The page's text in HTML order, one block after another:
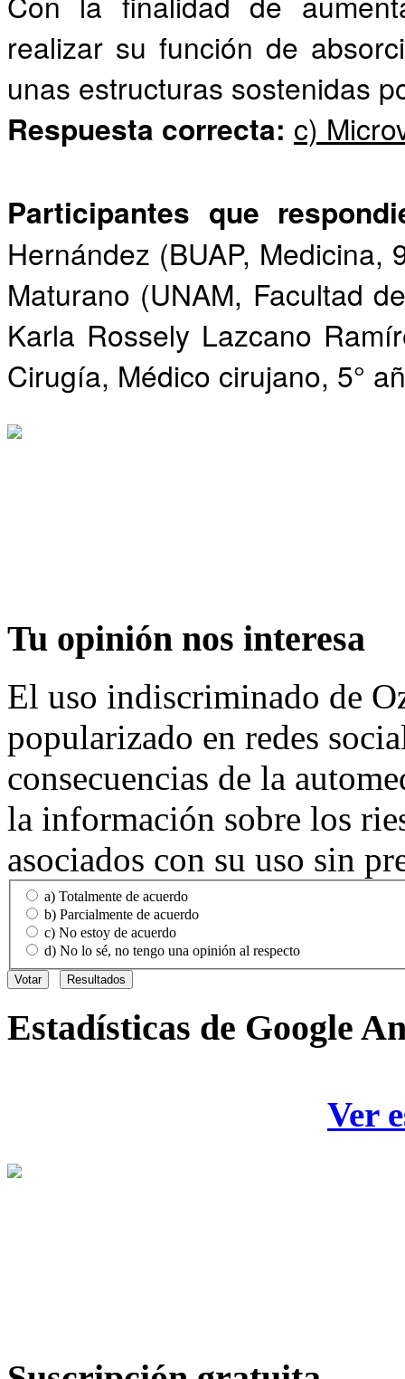
realizar su función de
unas estructuras sostenidas
Respuesta correcta: c)
Participantes que
Hernández (BUAP, Medicina,
Maturano (UNAM, Facultad
Karla Rossely Lazcano
Cirugía, Médico cirujano, 5°
Tu opinión nos interesa
El uso indiscriminado de
popularizado en redes
consecuencias de la
la información sobre los
asociados con su uso sin
a) Totalmente de acuerdo
b) Parcialmente de acuerdo
c) No estoy de acuerdo
d) No lo sé, no tengo una opinión al respecto
Estadísticas de Google
Ver